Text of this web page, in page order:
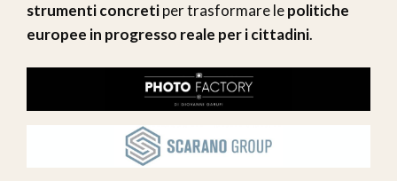
strumenti concretiper trasformare lepolitiche
europee in progresso reale per i cittadini.